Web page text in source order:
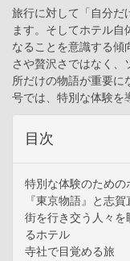
旅行に対して「自分だ
ます。そしてホテル自
なることを意識する傾
さや贅沢さではなく、
所だけの物語が重要に
号では、特別な体験を
目次
特別な体験のための
『東京物語』と志賀
街を行き交う人々を
るホテル
寺社で目覚める旅